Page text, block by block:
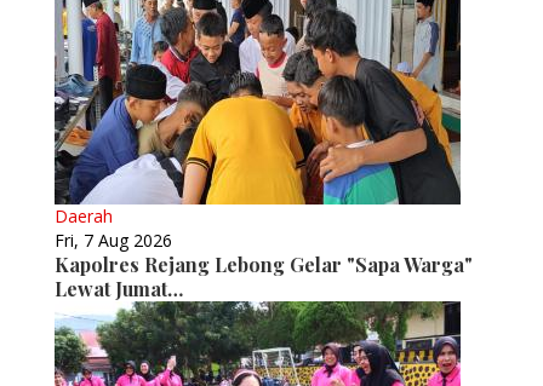
Daerah
Fri, 7 Aug 2026
Kapolres Rejang Lebong Gelar "Sapa Warga"
Lewat Jumat…